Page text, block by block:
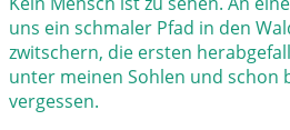
uns ein schmaler Pfad in den
zwitschern, die ersten
unter meinen Sohlen und schon
vergessen.